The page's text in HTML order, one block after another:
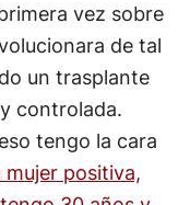
vez sobre
de tal
un trasplante
controlada.
tengo la cara
mujer positiva,